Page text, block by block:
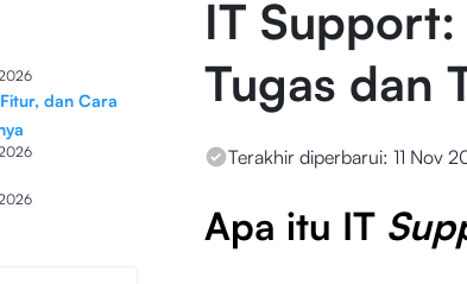
dan Cara
IT
Tugas dan
Terakhir diperbarui: 11 Nov
Apa itu IT